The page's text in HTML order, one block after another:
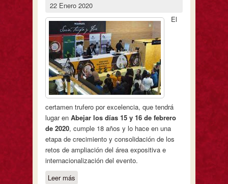
22 Enero 2020
El
certamen trufero por excelencia, que tendrá
lugar en Abejar los días 15 y 16 de febrero
de 2020, cumple 18 años y lo hace en una
etapa de crecimiento y consolidación de los
retos de ampliación del área expositiva e
internacionalización del evento.
Leer más